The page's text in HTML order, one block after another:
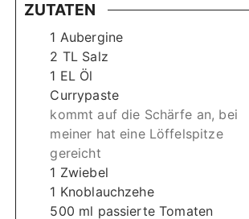
ZUTATEN
1 Aubergine
2 TL Salz
1 EL Öl
Currypaste
kommt auf die Schärfe an, bei
meiner hat eine Löffelspitze
gereicht
1 Zwiebel
1 Knoblauchzehe
500 ml passierte Tomaten